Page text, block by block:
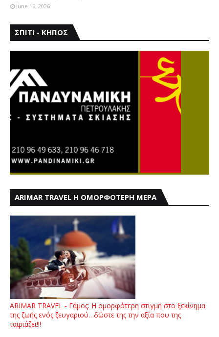
June 16, 2026
ΣΠΙΤΙ - ΚΗΠΟΣ
ARIMAR TRAVEL Η ΟΜΟΡΦΟΤΕΡΗ ΜΕΡΑ
ARIMAR TRAVEL - Γάμος: Η ομορφότερη στιγμή στο ξεκίνημα
της ζωής ενός ζευγαριού…δώστε της την αξία που της
ταιριάζει!!!